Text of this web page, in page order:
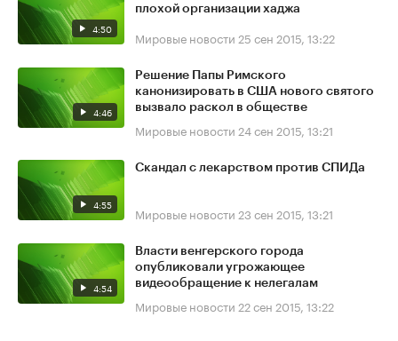
4:50
плохой организации хаджа
Мировые новости 25 сен 2015, 13:22
4:46
Решение Папы Римского
канонизировать в США нового святого
вызвало раскол в обществе
Мировые новости 24 сен 2015, 13:21
4:55
Скандал с лекарством против СПИДа
Мировые новости 23 сен 2015, 13:21
4:54
Власти венгерского города
опубликовали угрожающее
видеообращение к нелегалам
Мировые новости 22 сен 2015, 13:22